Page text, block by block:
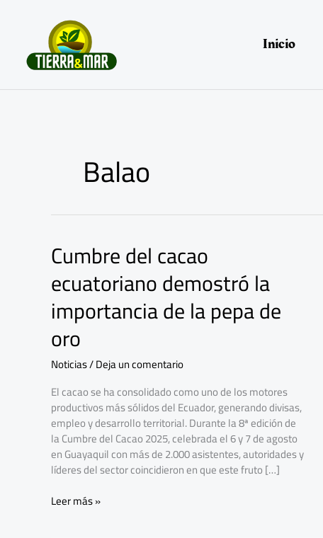
Inicio
Balao
Cumbre del cacao
ecuatoriano demostró la
importancia de la pepa de
oro
Noticias/Deja un comentario
El cacao se ha consolidado como uno de los motores
productivos más sólidos del Ecuador, generando divisas,
empleo y desarrollo territorial. Durante la 8ª edición de
la Cumbre del Cacao 2025, celebrada el 6 y 7 de agosto
en Guayaquil con más de 2.000 asistentes, autoridades y
líderes del sector coincidieron en que este fruto […]
Cumbre
del
cacao
ecuatoriano
demostró
importancia
de
la
pepa
de
oro
Leer más »